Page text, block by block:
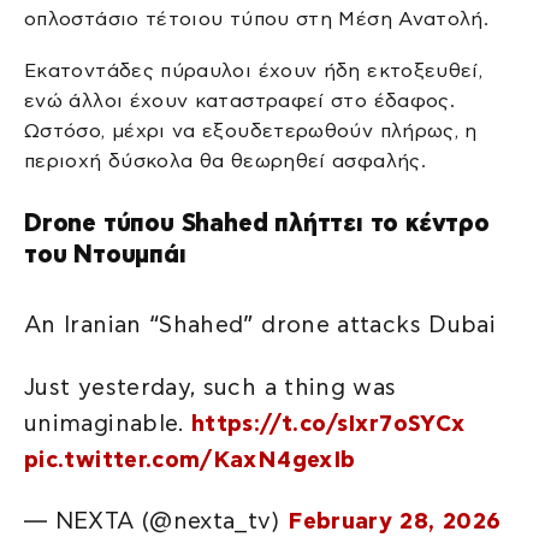
οπλοστάσιο τέτοιου τύπου στη Μέση Ανατολή.
Εκατοντάδες πύραυλοι έχουν ήδη εκτοξευθεί,
ενώ άλλοι έχουν καταστραφεί στο έδαφος.
Ωστόσο, μέχρι να εξουδετερωθούν πλήρως, η
περιοχή δύσκολα θα θεωρηθεί ασφαλής.
Drone τύπου Shahed πλήττει το κέντρο
του Ντουμπάι
An Iranian “Shahed” drone attacks Dubai
Just yesterday, such a thing was
unimaginable. https://t.co/sIxr7oSYCx
pic.twitter.com/KaxN4gexIb
— NEXTA (@nexta_tv) February 28, 2026